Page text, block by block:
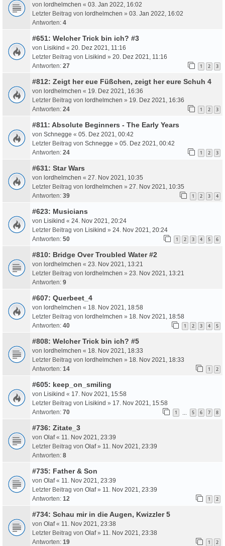
von lordhelmchen « 03. Jan 2022, 16:02
Letzter Beitrag von lordhelmchen » 03. Jan 2022, 16:02
Antworten: 4
#651: Welcher Trick bin ich? #3
von Lisikind « 20. Dez 2021, 11:16
Letzter Beitrag von Lisikind » 20. Dez 2021, 11:16
Antworten: 27 1 2 3
#812: Zeigt her eue Füßchen, zeigt her eure Schuh 4
von lordhelmchen « 19. Dez 2021, 16:36
Letzter Beitrag von lordhelmchen » 19. Dez 2021, 16:36
Antworten: 24 1 2 3
#811: Absolute Beginners - The Early Years
von Schnegge « 05. Dez 2021, 00:42
Letzter Beitrag von Schnegge » 05. Dez 2021, 00:42
Antworten: 24 1 2 3
#631: Star Wars
von lordhelmchen « 27. Nov 2021, 10:35
Letzter Beitrag von lordhelmchen » 27. Nov 2021, 10:35
Antworten: 39 1 2 3 4
#623: Musicians
von Lisikind « 24. Nov 2021, 20:24
Letzter Beitrag von Lisikind » 24. Nov 2021, 20:24
Antworten: 50 1 2 3 4 5 6
#810: Bridge Over Troubled Water #2
von lordhelmchen « 23. Nov 2021, 13:21
Letzter Beitrag von lordhelmchen » 23. Nov 2021, 13:21
Antworten: 9
#607: Querbeet_4
von lordhelmchen « 18. Nov 2021, 18:58
Letzter Beitrag von lordhelmchen » 18. Nov 2021, 18:58
Antworten: 40 1 2 3 4 5
#808: Welcher Trick bin ich? #5
von lordhelmchen « 18. Nov 2021, 18:33
Letzter Beitrag von lordhelmchen » 18. Nov 2021, 18:33
Antworten: 14 1 2
#605: keep_on_smiling
von Lisikind « 17. Nov 2021, 15:58
Letzter Beitrag von Lisikind » 17. Nov 2021, 15:58
Antworten: 70 1 5 6 7 8
#736: Zitate_3
von Olaf« 11. Nov 2021, 23:39
Letzter Beitrag von Olaf» 11. Nov 2021, 23:39
Antworten: 8
#735: Father & Son
von Olaf« 11. Nov 2021, 23:39
Letzter Beitrag von Olaf» 11. Nov 2021, 23:39
Antworten: 12 1 2
#734: Schau mir in die Augen, Kwizzler 5
von Olaf« 11. Nov 2021, 23:38
Letzter Beitrag von Olaf» 11. Nov 2021, 23:38
Antworten: 19 1 2